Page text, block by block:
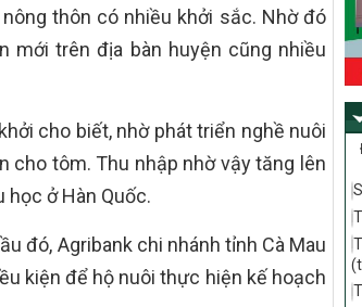
thôn có nhiều khởi sắc. Nhờ đó
mới trên địa bàn huyện cũng nhiều
cho biết, nhờ phát triển nghề nuôi
cho tôm. Thu nhập nhờ vậy tăng lên
học ở Hàn Quốc.
đó, Agribank chi nhánh tỉnh Cà Mau
kiện để hộ nuôi thực hiện kế hoạch